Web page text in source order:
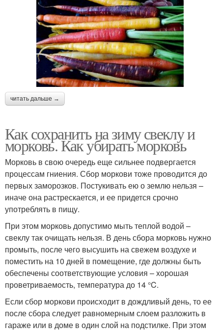
читать дальше →
Как сохранить на зиму свеклу и
морковь. Как убирать морковь
Морковь в свою очередь еще сильнее подвергается
процессам гниения. Сбор моркови тоже проводится до
первых заморозков. Постукивать ею о землю нельзя –
иначе она растрескается, и ее придется срочно
употреблять в пищу.
При этом морковь допустимо мыть теплой водой –
свеклу так очищать нельзя. В день сбора морковь нужно
промыть, после чего высушить на свежем воздухе и
поместить на 10 дней в помещение, где должны быть
обеспечены соответствующие условия – хорошая
проветриваемость, температура до 14 °C.
Если сбор моркови происходит в дождливый день, то ее
после сбора следует равномерным слоем разложить в
гараже или в доме в один слой на подстилке. При этом